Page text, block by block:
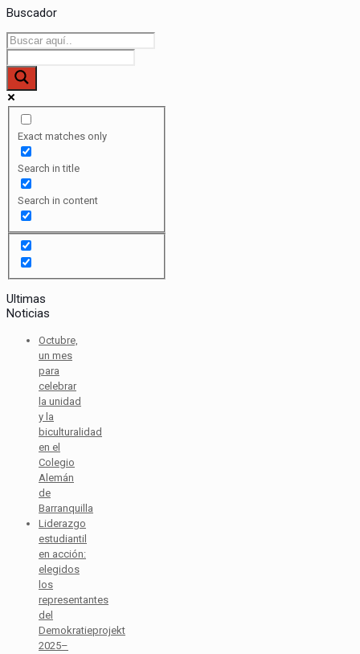
Buscador
Exact matches only
Search in title
Search in content
Ultimas
Noticias
Octubre,
un mes
para
celebrar
la unidad
y la
biculturalidad
en el
Colegio
Alemán
de
Barranquilla
Liderazgo
estudiantil
en acción:
elegidos
los
representantes
del
Demokratieprojekt
2025–